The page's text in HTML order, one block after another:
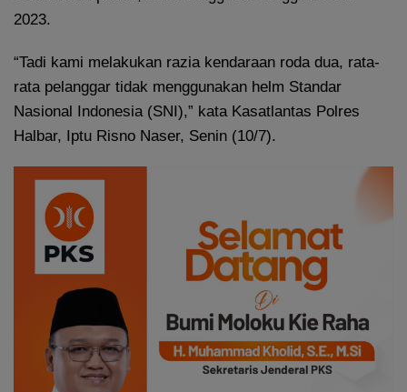
2023.
“Tadi kami melakukan razia kendaraan roda dua, rata-
rata pelanggar tidak menggunakan helm Standar
Nasional Indonesia (SNI),” kata Kasatlantas Polres
Halbar, Iptu Risno Naser, Senin (10/7).